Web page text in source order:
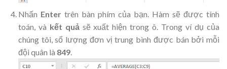
Nhấn Entertrên bàn phím của bạn. Hàm sẽ được tính
toán, và kết quảsẽ xuất hiện trong ô. Trong ví dụ của
chúng tôi, số lượng đơn vị trung bình được bán bởi mỗi
đội quân là 849.